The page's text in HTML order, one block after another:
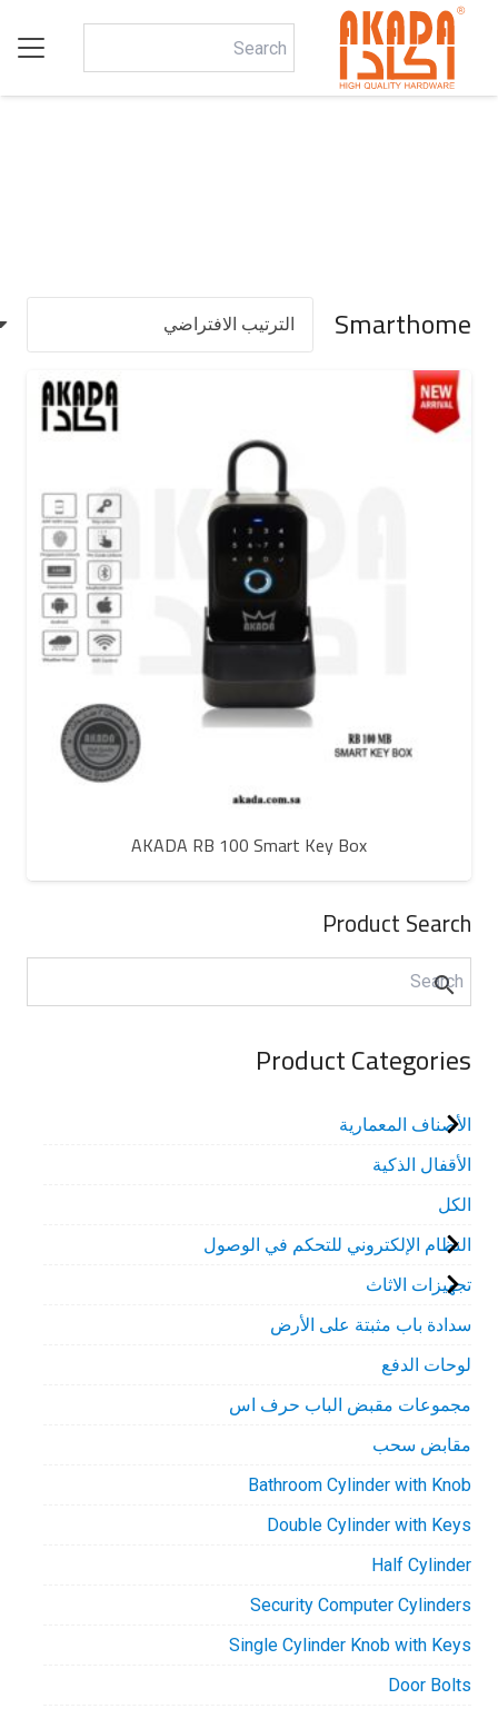
Smarthome
AKADA RB 100 Smart Key Box
Product Search
Product Categories
الأصناف المعمارية
الأقفال الذكية
الكل
النظام الإلكتروني للتحكم في الوصول
تجهيزات الاثاث
سدادة باب مثبتة على الأرض
لوحات الدفع
مجموعات مقبض الباب حرف اس
مقابض سحب
Bathroom Cylinder with Knob
Double Cylinder with Keys
Half Cylinder
Security Computer Cylinders
Single Cylinder Knob with Keys
Door Bolts